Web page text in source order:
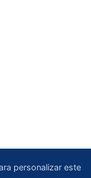
personalizar este